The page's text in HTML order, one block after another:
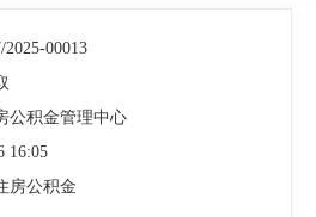
2025-00013
公积金管理中心
16:05
房公积金